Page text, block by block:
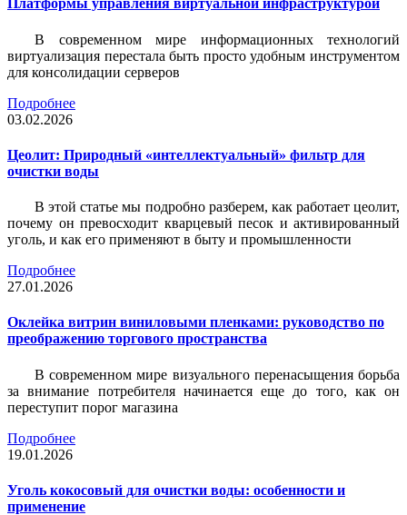
Платформы управления виртуальной инфраструктурой
В современном мире информационных технологий
виртуализация перестала быть просто удобным инструментом
для консолидации серверов
Подробнее
03.02.2026
Цеолит: Природный «интеллектуальный» фильтр для
очистки воды
В этой статье мы подробно разберем, как работает цеолит,
почему он превосходит кварцевый песок и активированный
уголь, и как его применяют в быту и промышленности
Подробнее
27.01.2026
Оклейка витрин виниловыми пленками: руководство по
преображению торгового пространства
В современном мире визуального перенасыщения борьба
за внимание потребителя начинается еще до того, как он
переступит порог магазина
Подробнее
19.01.2026
Уголь кокосовый для очистки воды: особенности и
применение